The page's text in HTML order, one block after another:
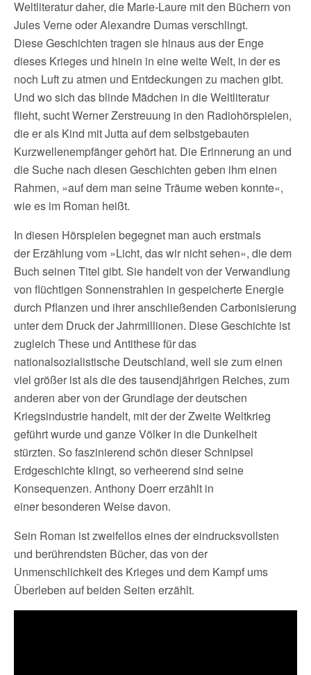
Weltliteratur daher, die Marie-Laure mit den Büchern von
Jules Verne oder Alexandre Dumas verschlingt.
Diese Geschichten tragen sie hinaus aus der Enge
dieses Krieges und hinein in eine weite Welt, in der es
noch Luft zu atmen und Entdeckungen zu machen gibt.
Und wo sich das blinde Mädchen in die Weltliteratur
flieht, sucht Werner Zerstreuung in den Radiohörspielen,
die er als Kind mit Jutta auf dem selbstgebauten
Kurzwellenempfänger gehört hat. Die Erinnerung an und
die Suche nach diesen Geschichten geben ihm einen
Rahmen, »auf dem man seine Träume weben konnte«,
wie es im Roman heißt.
In diesen Hörspielen begegnet man auch erstmals
der Erzählung vom »Licht, das wir nicht sehen«, die dem
Buch seinen Titel gibt. Sie handelt von der Verwandlung
von flüchtigen Sonnenstrahlen in gespeicherte Energie
durch Pflanzen und ihrer anschließenden Carbonisierung
unter dem Druck der Jahrmillionen. Diese Geschichte ist
zugleich These und Antithese für das
nationalsozialistische Deutschland, weil sie zum einen
viel größer ist als die des tausendjährigen Reiches, zum
anderen aber von der Grundlage der deutschen
Kriegsindustrie handelt, mit der der Zweite Weltkrieg
geführt wurde und ganze Völker in die Dunkelheit
stürzten. So faszinierend schön dieser Schnipsel
Erdgeschichte klingt, so verheerend sind seine
Konsequenzen. Anthony Doerr erzählt in
einer besonderen Weise davon.
Sein Roman ist zweifellos eines der eindrucksvollsten
und berührendsten Bücher, das von der
Unmenschlichkeit des Krieges und dem Kampf ums
Überleben auf beiden Seiten erzählt.